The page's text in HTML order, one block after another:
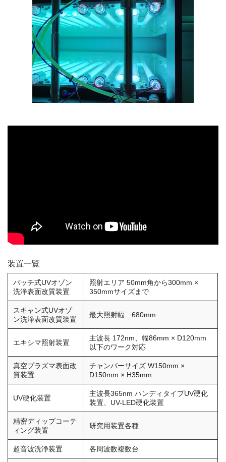
装置一覧
バッチ式UVオゾン
洗浄表面改質装置
照射エリア 50mm角から300mm ×
350mmサイズまで
スキャン式UVオゾ
ン洗浄表面改質装置
最大照射幅 680mm
エキシマ照射装置
主波長 172nm、幅86mm × D120mm
以下のワーク対応
真空プラズマ表面改
質装置
チャンバーサイズ W150mm ×
D150mm × H35mm
UV硬化装置
主波長365nm ハンディタイプUV硬化
装置、UV-LED硬化装置
精密ディップコーテ
ィング装置
研究用装置各種
超音波洗浄装置 各周波数複数台